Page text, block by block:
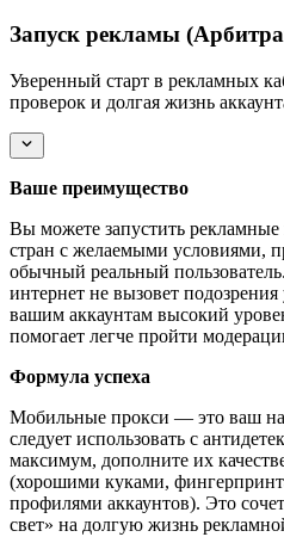
Запуск рекламы
Уверенный старт в рекламных
проверок и долгая жизнь
Ваше преимущество
Вы можете запустить
стран с желаемыми условиями,
обычный реальный
интернет не вызовет
вашим аккаунтам высокий
помогает легче пройти
Формула успеха
Мобильные прокси — это ваш
следует использовать с
максимум, дополните их
(хорошими куками,
профилями аккаунтов). Это
свет» на долгую жизнь